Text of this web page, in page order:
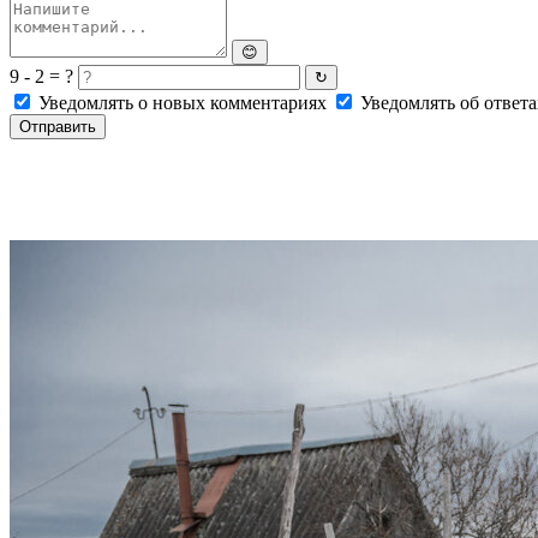
😊
9 - 2 = ? ↻
Уведомлять о новых комментариях Уведомлять об
Отправить